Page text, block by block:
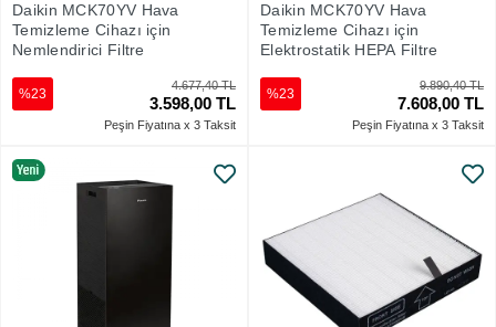
Daikin MCK70YV Hava
Temizleme Cihazı için
Nemlendirici Filtre
4.677,40 TL
3.598,00 TL
%23
Peşin Fiyatına x 3 Taksit
Daikin MCK70YV Hava
Temizleme Cihazı için
Elektrostatik HEPA Filtre
9.890,40 TL
7.608,00 TL
%23
Peşin Fiyatına x 3 Taksit